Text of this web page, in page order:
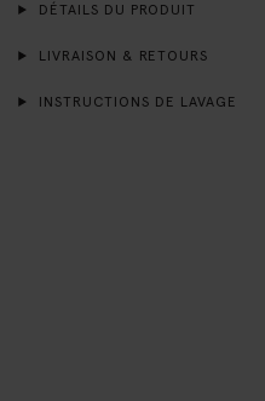
DÉTAILS DU PRODUIT
LIVRAISON & RETOURS
INSTRUCTIONS DE LAVAGE